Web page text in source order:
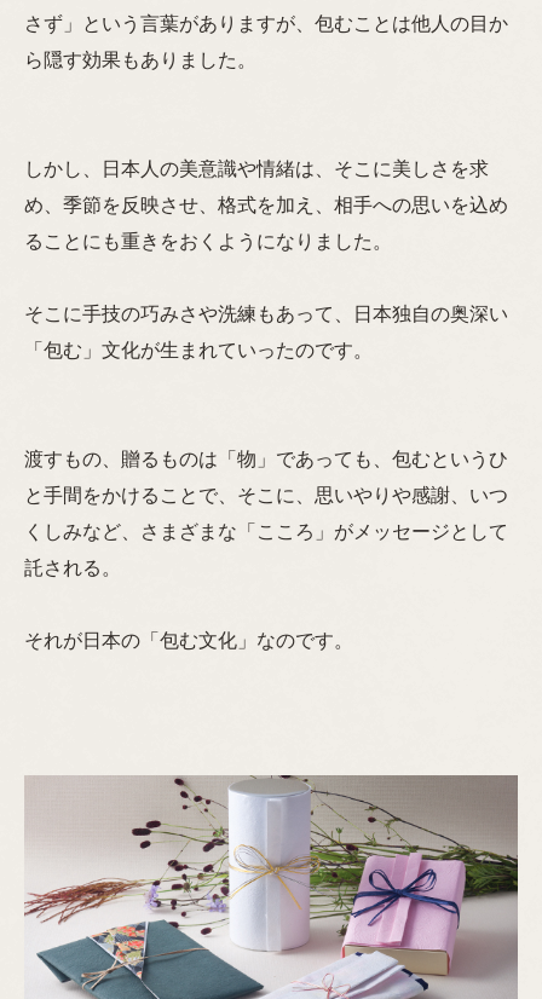
さず」という言葉がありますが、包むことは他人の目か
ら隠す効果もありました。
しかし、日本人の美意識や情緒は、そこに美しさを求
め、季節を反映させ、格式を加え、相手への思いを込め
ることにも重きをおくようになりました。
そこに手技の巧みさや洗練もあって、日本独自の奥深い
「包む」文化が生まれていったのです。
渡すもの、贈るものは「物」であっても、包むというひ
と手間をかけることで、そこに、思いやりや感謝、いつ
くしみなど、さまざまな「こころ」がメッセージとして
託される。
それが日本の「包む文化」なのです。